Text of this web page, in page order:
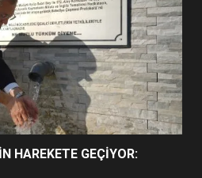
SU MİRASI İÇİN
GEÇİYOR: GÖZLER
TÜRK BAHARATI
ETTİ?
HAREKETE GEÇİYOR: